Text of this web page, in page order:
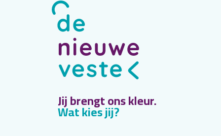
Jij brengt ons kleur.
Wat kies jij?